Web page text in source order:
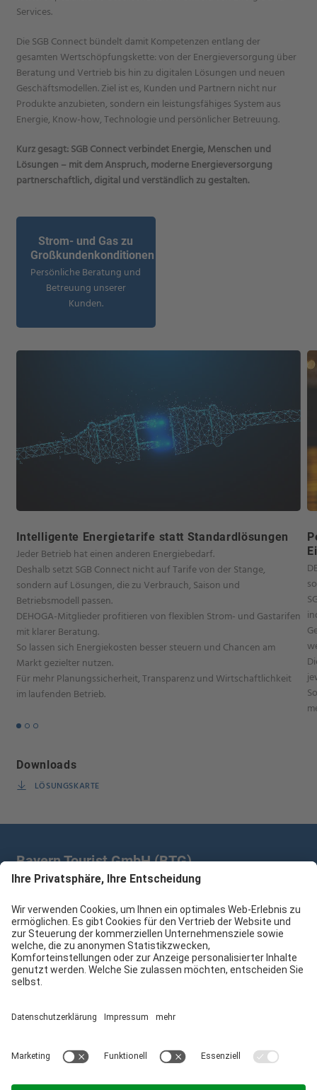
Services.
Die SGB Connect bündelt damit Kompetenzen entlang der
gesamten Wertschöpfungskette: von der Energieversorgung über
Beratung und Vertrieb bis hin zu digitalen Lösungen und neuen
Geschäftsmodellen. Ziel ist es, Kunden und Partnern nicht nur
Produkte anzubieten, sondern ein leistungsfähiges System aus
Energie, Know-how, Technologie und persönlicher Betreuung.
Kurz gesagt: SGB Connect verbindet Energie, Menschen und
Lösungen – mit dem Anspruch, moderne Energieversorgung
partnerschaftlich, digital und verständlich zu gestalten.
Strom- und Gas zu
Großkundenkonditionen
Persönliche Beratung und
Betreuung unserer
Kunden.
Intelligente Energietarife statt Standardlösungen
Jeder Betrieb hat einen anderen Energiebedarf.
Deshalb setzt SGB Connect nicht auf Tarife von der Stange,
sondern auf Lösungen, die zu Verbrauch, Saison und
Betriebsmodell passen.
DEHOGA-Mitglieder profitieren von flexiblen Strom- und Gastarifen
mit klarer Beratung.
So lassen sich Energiekosten besser steuern und Chancen am
Markt gezielter nutzen.
Für mehr Planungssicherheit, Transparenz und Wirtschaftlichkeit
im laufenden Betrieb.
Downloads
LÖSUNGSKARTE
Bayern Tourist GmbH (BTG)
Prinz-Ludwig-Palais | Türkenstr. 7 | 80333 München
+49 89/28 760 265
branchenpartner@btg-service.de
Bayern Tourist GmbH (BTG) Sitemap Impressum